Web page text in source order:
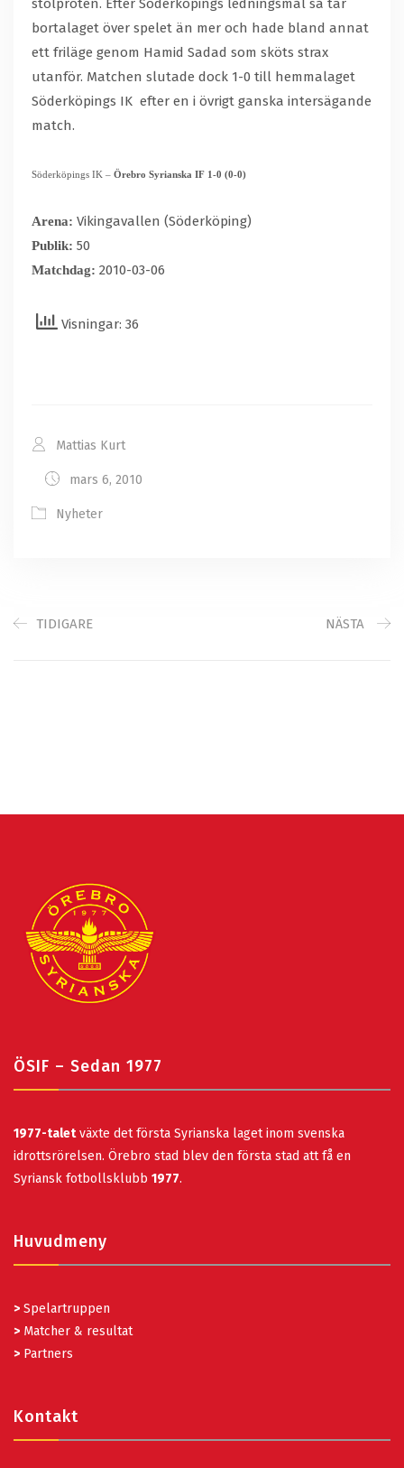
stolproten. Efter Söderköpings ledningsmål så tar
bortalaget över spelet än mer och hade bland annat
ett friläge genom Hamid Sadad som sköts strax
utanför. Matchen slutade dock 1-0 till hemmalaget
Söderköpings IK efter en i övrigt ganska intersägande
match.
Söderköpings IK – Örebro Syrianska IF 1-0 (0-0)
Arena: Vikingavallen (Söderköping)
Publik: 50
Matchdag: 2010-03-06
Visningar: 36
Mattias Kurt
mars 6, 2010
Nyheter
TIDIGARE NÄSTA
ÖSIF – Sedan 1977
1977-taletväxte det första Syrianska laget inom svenska
idrottsrörelsen. Örebro stad blev den första stad att få en
Syriansk fotbollsklubb 1977.
Huvudmeny
> Spelartruppen
> Matcher & resultat
> Partners
Kontakt